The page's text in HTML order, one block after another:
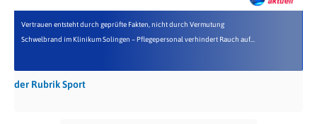
Vertrauen entsteht durch geprüfte Fakten, nicht durch Vermutung
Schwelbrand im Klinikum Solingen – Pflegepersonal verhindert Rauch auf...
der Rubrik Sport